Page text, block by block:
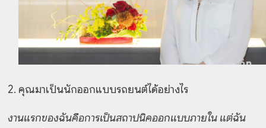
2. คุณมาเป็นนักออกแบบรถยนต์ได้อย่างไร
งานแรกของฉันคือการเป็นสถาปนิคออกแบบภายใน แต่ฉัน